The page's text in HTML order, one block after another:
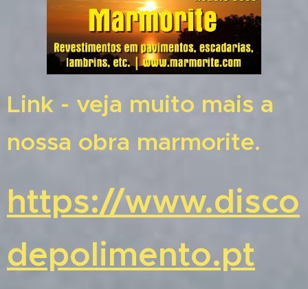
Link - veja muito mais a
nossa obra marmorite.
https://www.disco
depolimento.pt